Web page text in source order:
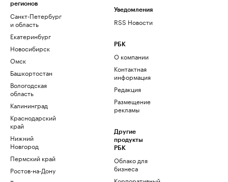
регионов
Санкт-Петербург
и область
Екатеринбург
Новосибирск
Омск
Башкортостан
Вологодская
область
Калининград
Краснодарский
край
Нижний
Новгород
Пермский край
Ростов-на-Дону
Уведомления
RSS Новости
РБК
О компании
Контактная
информация
Редакция
Размещение
рекламы
Другие
продукты
РБК
Облако для
бизнеса